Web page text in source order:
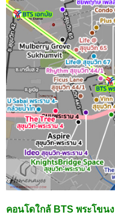
คอนโดใกล้ BTS พระโขนง